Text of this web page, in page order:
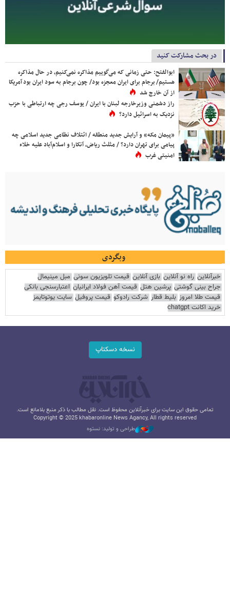
در بحث مشارکت کنید
ابوالفتح: حتی زمانی که می‌گوییم مذاکره نمی‌کنیم، در حال مذاکره
هستیم/ برجام برای ایران معجزه بود/ چون برجام به سود ایران بود آمریکا
از آن خارج شد
راز دشمنی وزیرخارجه لبنان با ایران / یوسف رجی چه ارتباطی با حزب
نزدیک به اسرائیل دارد؟
«پیمان مکه» و آرایش جدید منطقه / ائتلاف نظامی جدید اسلامی چه
پیامی برای تهران دارد؟ / مثلث ریاض، آنکارا و اسلام‌آباد علیه خلاء
امنیتی غرب
وبگردی
خبرآنلاین راه نو آنلاین بازی آنلاین قیمت تلویزیون سونی مبل مینیمال
جراح بینی گوشتی پرشین هتل قیمت آهن فولاد ایرانیان اعتبارسنجی بانکی
قیمت طلا امروز بلیط قطار شرکت رادوکو قیمت پروفیل سایت یوتوتایمز
خرید اکانت chatgpt
نسخه دسکتاپ
تمامی حقوق این سایت برای خبرآنلاین محفوظ است. نقل مطالب با ذکر منبع بلامانع است.
Copyright © 2025 khabaronline News Agancy, All rights reserved
طراحی و تولید: نستوه